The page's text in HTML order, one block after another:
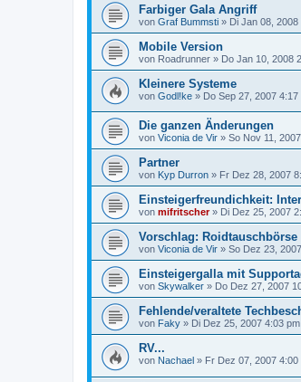
Farbiger Gala Angriff
von Graf Bummsti » Di Jan 08, 2008
Mobile Version
von Roadrunner » Do Jan 10, 2008
Kleinere Systeme
von Godl!ke » Do Sep 27, 2007 4:17
Die ganzen Änderungen
von Viconia de Vir » So Nov 11,
Partner
von Kyp Durron » Fr Dez 28, 2007
Einsteigerfreundichkeit:
von mifritscher» Di Dez 25, 2007
Vorschlag: Roidtauschbörse
von Viconia de Vir » So Dez 23,
Einsteigergalla mit
von Skywalker » Do Dez 27, 2007
Fehlende/veraltete
von Faky » Di Dez 25, 2007 4:03 pm
RV...
von Nachael » Fr Dez 07, 2007 4:00